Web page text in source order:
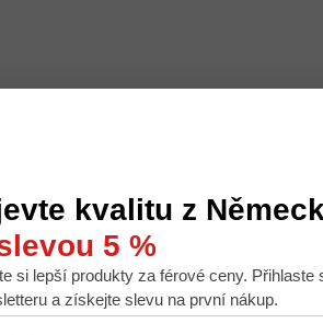
používáme k
kvalitu z
5 %
si lepší produkty za férové ceny. Přihlaste
a získejte slevu na první nákup.